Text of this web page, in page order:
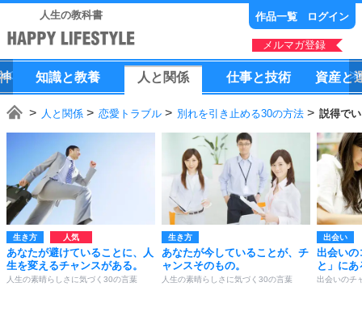
人生の教科書 作品一覧 ログイン
メルマガ登録
知識と教養 人 と 関係 仕事と技術 資産と
人と関係 恋愛トラブル 別れを引き止める30の方法 説得で
生き方
あなたが避けていることに、人
生を変えるチャンスがある。
人生の素晴らしさに気づく30の言葉
生き方
あなたが今していることが、チ
ャンスそのもの。
人生の素晴らしさに気づく30の言葉
出会い
出会いの
と」にあ
出会いのチ